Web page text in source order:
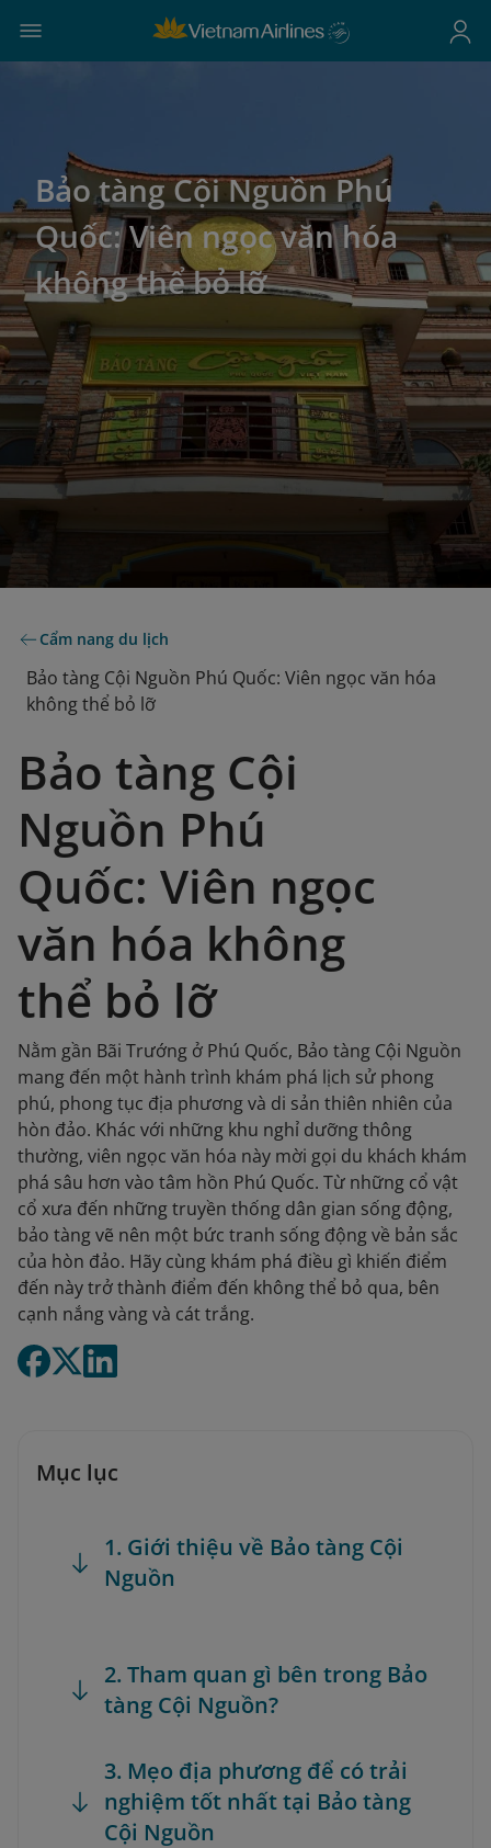
Bảo tàng Cội Nguồn Phú
Quốc: Viên ngọc văn hóa
không thể bỏ lỡ
Cẩm nang du lịch
Bảo tàng Cội Nguồn Phú Quốc: Viên ngọc văn hóa
không thể bỏ lỡ
Bảo tàng Cội
Nguồn Phú
Quốc: Viên ngọc
văn hóa không
thể bỏ lỡ
Nằm gần Bãi Trướng ở Phú Quốc, Bảo tàng Cội Nguồn
mang đến một hành trình khám phá lịch sử phong
phú, phong tục địa phương và di sản thiên nhiên của
hòn đảo. Khác với những khu nghỉ dưỡng thông
thường, viên ngọc văn hóa này mời gọi du khách khám
phá sâu hơn vào tâm hồn Phú Quốc. Từ những cổ vật
cổ xưa đến những truyền thống dân gian sống động,
bảo tàng vẽ nên một bức tranh sống động về bản sắc
của hòn đảo. Hãy cùng khám phá điều gì khiến điểm
đến này trở thành điểm đến không thể bỏ qua, bên
cạnh nắng vàng và cát trắng.
Mục lục
1. Giới thiệu về Bảo tàng Cội
Nguồn
2. Tham quan gì bên trong Bảo
tàng Cội Nguồn?
3. Mẹo địa phương để có trải
nghiệm tốt nhất tại Bảo tàng
Cội Nguồn